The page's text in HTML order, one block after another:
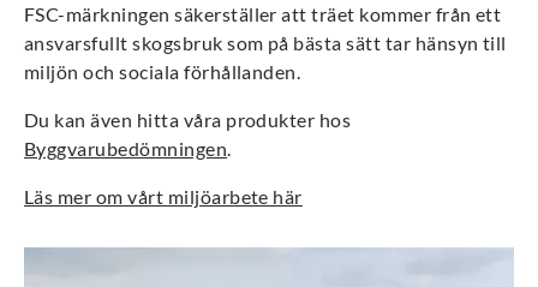
FSC-märkningen säkerställer att träet kommer från ett
ansvarsfullt skogsbruk som på bästa sätt tar hänsyn till
miljön och sociala förhållanden.
Du kan även hitta våra produkter hos
Byggvarubedömningen
Läs mer om vårt miljöarbete här